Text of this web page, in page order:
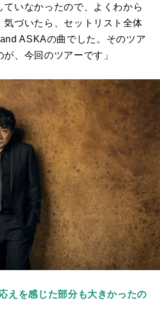
ていなかったので、よくわから
気づいたら、セットリスト全体
ASKAの曲でした。そのツア
、今回のツアーです」
えを感じた部分も大きかったの